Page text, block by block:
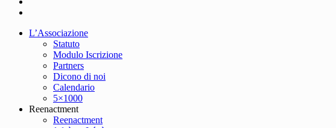
L’Associazione
Statuto
Modulo Iscrizione
Partners
Dicono di noi
Calendario
5×1000
Reenactment
Reenactment